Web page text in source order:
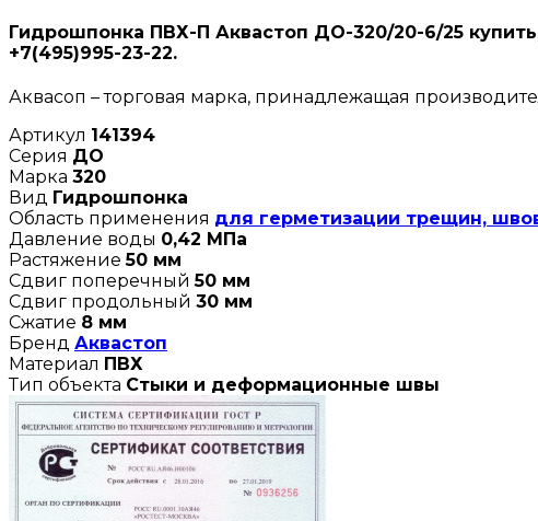
Гидрошпонка ПВХ-П Аквастоп ДО-320/20-6/25
+7(495)995-23-22.
Аквасоп – торговая марка, принадлежащая
Артикул 141394
Серия ДО
Марка 320
Вид Гидрошпонка
Область применения для герметизации трещин,
Давление воды 0,42 МПа
Растяжение50 мм
Сдвиг поперечный50 мм
Сдвиг продольный 30 мм
Сжатие 8 мм
Бренд Аквастоп
Материал ПВХ
Тип объекта Стыки и деформационные швы